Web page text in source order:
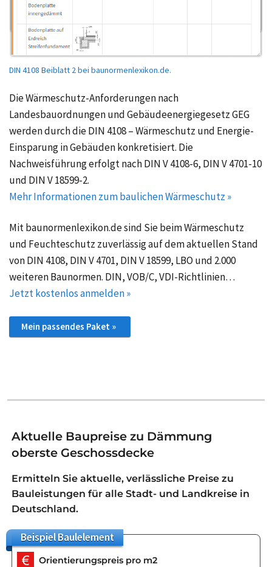
DIN 4108 Beiblatt 2 bei baunormenlexikon.de.
Die Wärmeschutz-Anforderungen nach
Landesbauordnungen und Gebäudeenergiegesetz GEG
werden durch die DIN 4108 – Wärmeschutz und Energie-
Einsparung in Gebäuden konkretisiert. Die
Nachweisführung erfolgt nach DIN V 4108-6, DIN V 4701-10
und DIN V 18599-2.
Mehr Informationen zum baulichen Wärmeschutz »
Mit baunormenlexikon.de sind Sie beim Wärmeschutz
und Feuchteschutz zuverlässig auf dem aktuellen Stand
von DIN 4108, DIN V 4701, DIN V 18599, LBO und 2.000
weiteren Baunormen. DIN, VOB/C, VDI-Richtlinien…
Jetzt kostenlos anmelden »
Mein passendes Paket »
Aktuelle Baupreise zu Dämmung
oberste Geschossdecke
Ermitteln Sie aktuelle, verlässliche Preise zu
Bauleistungen für alle Stadt- und Landkreise in
Deutschland.
BeispielBaulelement
Orientierungspreis pro m2